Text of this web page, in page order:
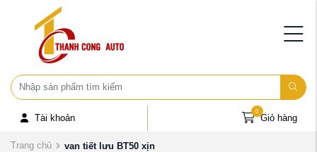
Tài khoản Giỏ hàng
0
Trang chủ van tiết lưu BT50 xịn